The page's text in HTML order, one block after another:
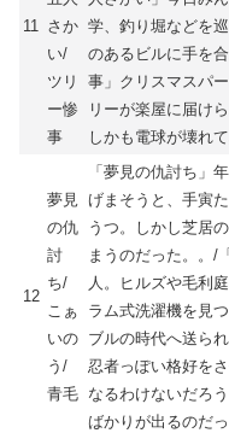
11 さか
い/
ツリ
ー惨
事
学、釣り堀などを
のあるビルに手を
事」クリスマスパ
リーが楽屋に届け
しかも電球が壊れ
12
夢見
の仇
討
ち/
こぁ
いの
う/
青毛
「夢見の仇討ち」
げまそうと、手寅
うつ。しかし芝居
まうのだった。。/
人。ヒルズや毛利
ラム式洗濯機を見
ブルの時代へ送ら
忍者っぽい格好を
なるわけないだろ
ばかりが出るのだっ